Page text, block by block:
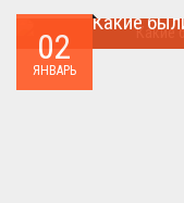
02
ЯНВАРЬ
Какие